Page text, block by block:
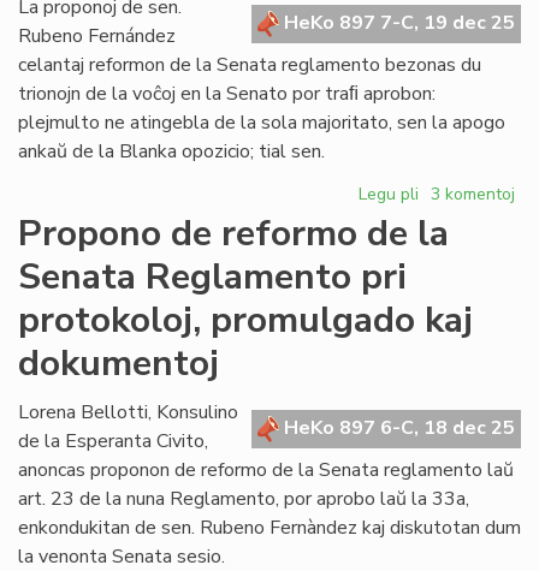
HeKo 897 7-C, 19 dec 25
La proponoj de sen.
Rubeno Fernández
celantaj reformon de la Senata reglamento bezonas du
trionojn de la voĉoj en la Senato por traﬁ aprobon:
plejmulto ne atingebla de la sola majoritato, sen la apogo
ankaŭ de la Blanka opozicio; tial sen.
Legu pli pri
Forta
opozicio
proponoj
Fernández
3 komentoj
Propono de reformo de la
Senata Reglamento pri
protokoloj, promulgado kaj
dokumentoj
HeKo 897 6-C, 18 dec 25
Lorena Bellotti, Konsulino
de la Esperanta Civito,
anoncas proponon de reformo de la Senata reglamento laŭ
art. 23 de la nuna Reglamento, por aprobo laŭ la 33a,
enkondukitan de sen. Rubeno Fernàndez kaj diskutotan dum
la venonta Senata sesio.